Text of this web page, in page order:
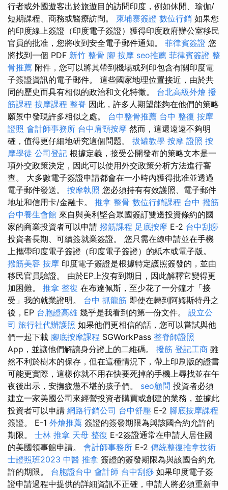
行者或外國遊客出於旅遊目的訪問印度，例如休閒、瑜伽/
短期課程、商務或醫療訪問。 柬埔寨簽證 數位行銷 如果您
的印度線上簽證（印度電子簽證）獲得印度政府辦公室移民
官員的批准，您將收到安全電子郵件通知。 菲律賓簽證 您
將找到一個 PDF 新竹 整骨 腳 按摩 seo推薦 菲律賓簽證 整
骨推薦 附件，您可以將其帶到機場或列印包含有關印度電
子簽證資訊的電子郵件。 這些國家地理位置接近，由於共
同的歷史而具有相似的政治和文化特徵。 台北高級外燴 撥
筋課程 按摩課程 整脊 因此，許多人期望能夠在他們的策略
願景中發現許多相似之處。 台中整骨推薦 台中 整復 按摩
證照 會計師事務所 台中肩頸按摩 然而，這還遠遠不夠明
確，值得更仔細地研究這個問題。 拔罐教學 按摩 證照 按
摩學徒 公司登記 根據定義，接受公開發布的策略文本是一
項外交政策決定，因此可以使用外交政策分析方法進行審
查。 大多數電子簽證申請都會在一小時內獲得批准並透過
電子郵件發送。 按摩執照 您必須持有有效護照、電子郵件
地址和信用卡/金融卡。 推拿 整骨 數位行銷課程 台中 撥筋
台中養生會館 來自與美利堅合眾國簽訂雙邊投資條約的國
家的商業投資者可以申請 撥筋課程 足底按摩 E-2 台中刮痧
投資者長期、可續簽就業簽證。 您只需在線申請並在手機
上攜帶印度電子簽證（印度電子簽證）的紙本或電子版。
撥筋美容 按摩 印度電子簽證是根據特定護照簽發的，並由
移民官員驗證。 由於EP上沒有到期日，因此解釋它變得更
加困難。 推拿 整復 在布達佩斯，至少花了一分鐘才「接
受」我的就業證明。 台中 抓龍筋 即使在轉到阿姆斯特丹之
後，EP 台胞證高雄 幾乎是我看到的第一份文件。 設立公
司 旅行社代辦護照 如果他們更相信的話，您可以嘗試與他
們一起下載 腳底按摩課程 SGWorkPass 整脊師證照
App，並讓他們解讀身分證上的二維碼。 撥筋 登記工商 雖
然不利於樹木的保存，但在這種情況下，帶上印刷版的證書
可能更實際，這樣你就不用在快要死掉的手機上尋找並在午
夜後出示，安撫疲憊不堪的孩子們。 seo顧問 投資者必須
建立一家美國公司來經營投資者購買或創建的業務，並據此
投資者可以申請 網路行銷公司 台中舒壓 E-2 腳底按摩課程
簽證。 E-1 外燴推薦 簽證的簽發期限為與該國合約允許的
期限。 士林 推拿 天母 整復 E-2簽證通常在申請人居住國
的美國領事館申請。 會計師事務所 E-2 傳統整復推拿技術
士證照班2023 中醫 推拿 簽證的簽發期限為與該國合約允
許的期限。 台胞證台中 會計師 台中刮痧 如果印度電子簽
證申請過程中提供的詳細資訊不正確，申請人將必須重新申